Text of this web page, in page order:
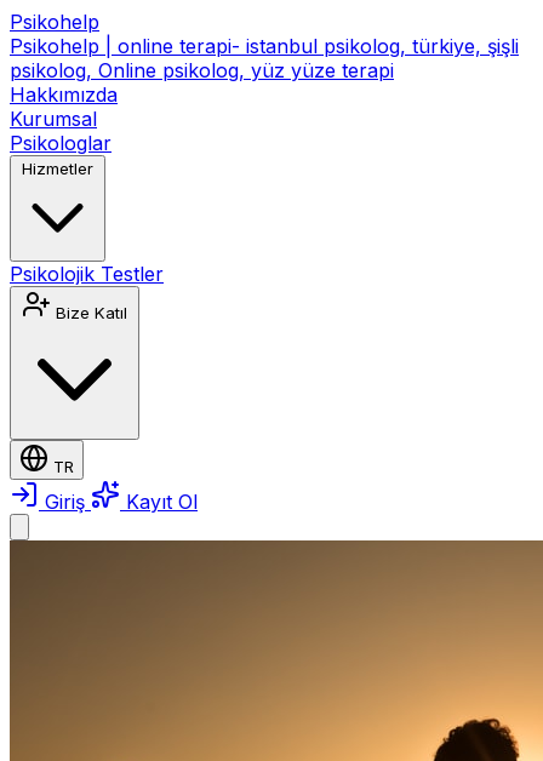
Psikohelp
Psikohelp | online terapi- istanbul psikolog, türkiye, şişli
psikolog, Online psikolog, yüz yüze terapi
Hakkımızda
Kurumsal
Psikologlar
Hizmetler
Psikolojik Testler
Bize Katıl
TR
Giriş Kayıt Ol